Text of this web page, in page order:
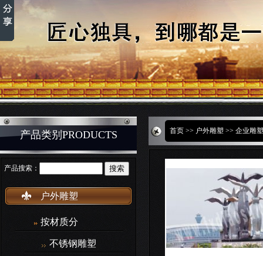
产品类别PRODUCTS
产品搜索：
户外雕塑
按材质分
不锈钢雕塑
首页 >> 户外雕塑 >> 企业雕塑